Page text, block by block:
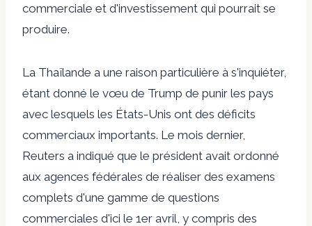
commerciale et d'investissement qui pourrait se
produire.
La Thaïlande a une raison particulière à s'inquiéter,
étant donné le vœu de Trump de punir les pays
avec lesquels les États-Unis ont des déficits
commerciaux importants. Le mois dernier,
Reuters a indiqué que le président avait ordonné
aux agences fédérales de réaliser des examens
complets d'une gamme de questions
commerciales d'ici le 1er avril, y compris des